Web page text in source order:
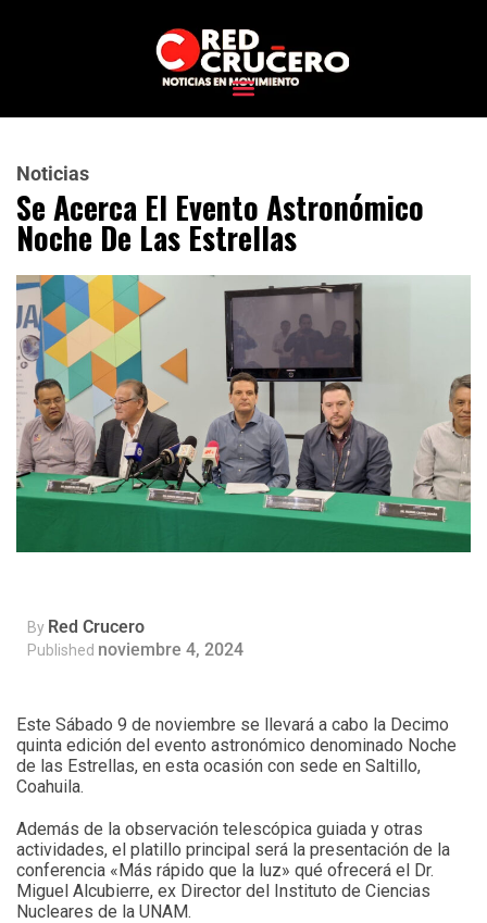
Noticias
Se Acerca El Evento Astronómico
Noche De Las Estrellas
By Red Crucero
Published noviembre 4, 2024
Este Sábado 9 de noviembre se llevará a cabo la Decimo
quinta edición del evento astronómico denominado Noche
de las Estrellas, en esta ocasión con sede en Saltillo,
Coahuila.
Además de la observación telescópica guiada y otras
actividades, el platillo principal será la presentación de la
conferencia «Más rápido que la luz» qué ofrecerá el Dr.
Miguel Alcubierre, ex Director del Instituto de Ciencias
Nucleares de la UNAM.